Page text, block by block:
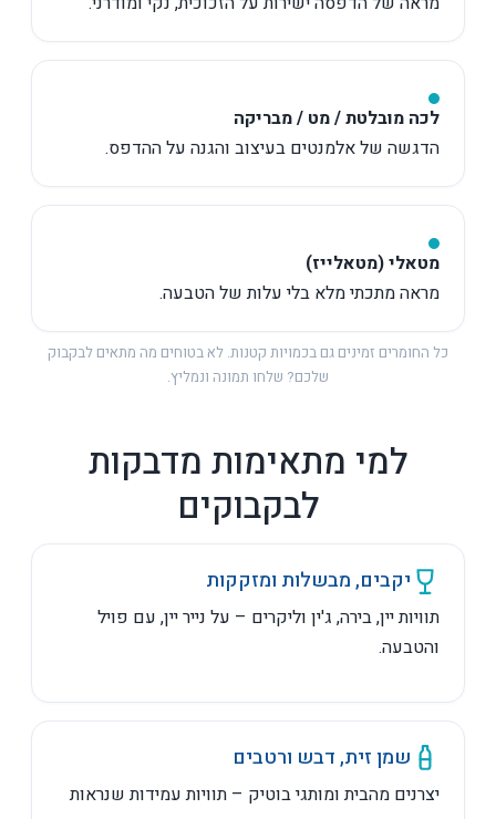
לכה מובלטת / מט / מבריקה
הדגשה של אלמנטים בעיצוב והגנה על ההדפס.
מטאלי (מטאלייז)
מראה מתכתי מלא בלי עלות של הטבעה.
כל החומרים זמינים גם בכמויות קטנות. לא בטוחים מה מתאים לבקבוק
שלכם? שלחו תמונה ונמליץ.
למי מתאימות מדבקות
לבקבוקים
יקבים, מבשלות ומזקקות
תוויות יין, בירה, ג'ין וליקרים – על נייר יין, עם פויל
והטבעה.
שמן זית, דבש ורטבים
יצרנים מהבית ומותגי בוטיק – תוויות עמידות שנראות